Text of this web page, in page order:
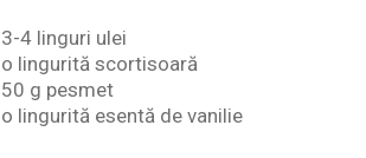
3-4 linguri ulei
o lingurită scortisoară
50 g pesmet
o lingurită esentă de vanilie